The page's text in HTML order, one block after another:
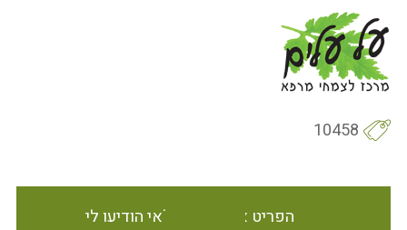
10458
הפריט אינו זמין במלאי הודיעו לי